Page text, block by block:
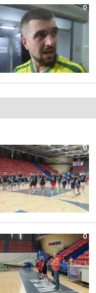
0
0
0